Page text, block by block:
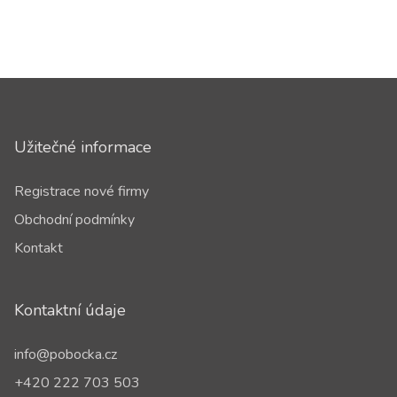
Užitečné informace
Registrace nové firmy
Obchodní podmínky
Kontakt
Kontaktní údaje
info@pobocka.cz
+420 222 703 503